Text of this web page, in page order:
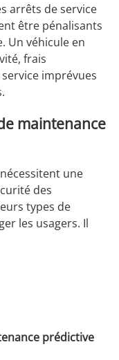
arrêts de service
être pénalisants
Un véhicule en
frais
imprévues
maintenance
une
des
types de
les usagers. Il
prédictive